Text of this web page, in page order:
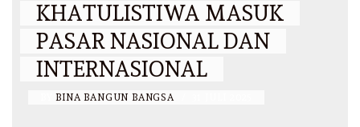
KHATULISTIWA MASUK
PASAR NASIONAL DAN
INTERNASIONAL
BINA BANGUN BANGSA